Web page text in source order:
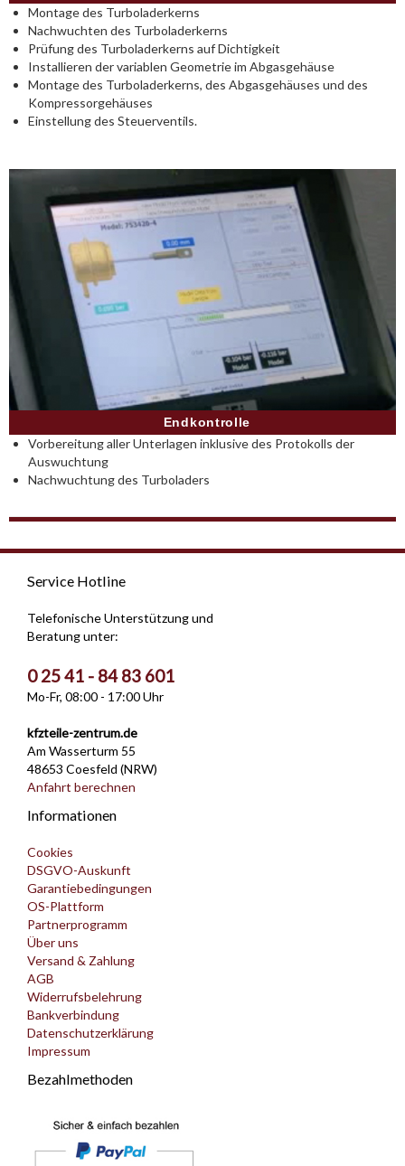
Montage des Turboladerkerns
Nachwuchten des Turboladerkerns
Prüfung des Turboladerkerns auf Dichtigkeit
Installieren der variablen Geometrie im Abgasgehäuse
Montage des Turboladerkerns, des Abgasgehäuses und des
Kompressorgehäuses
Einstellung des Steuerventils.
Endkontrolle
Vorbereitung aller Unterlagen inklusive des Protokolls der
Auswuchtung
Nachwuchtung des Turboladers
Service Hotline
Telefonische Unterstützung und
Beratung unter:
0 25 41 - 84 83 601
Mo-Fr, 08:00 - 17:00 Uhr
kfzteile-zentrum.de
Am Wasserturm 55
48653 Coesfeld (NRW)
Anfahrt berechnen
Informationen
Cookies
DSGVO-Auskunft
Garantiebedingungen
OS-Plattform
Partnerprogramm
Über uns
Versand & Zahlung
AGB
Widerrufsbelehrung
Bankverbindung
Datenschutzerklärung
Impressum
Bezahlmethoden